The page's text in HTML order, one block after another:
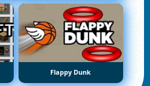
Flappy Dunk